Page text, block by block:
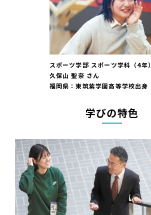
スポーツ学部 スポーツ学科（4年）
久保山 聖奈 さん
福岡県：東筑紫学園高等学校出身
学びの特色